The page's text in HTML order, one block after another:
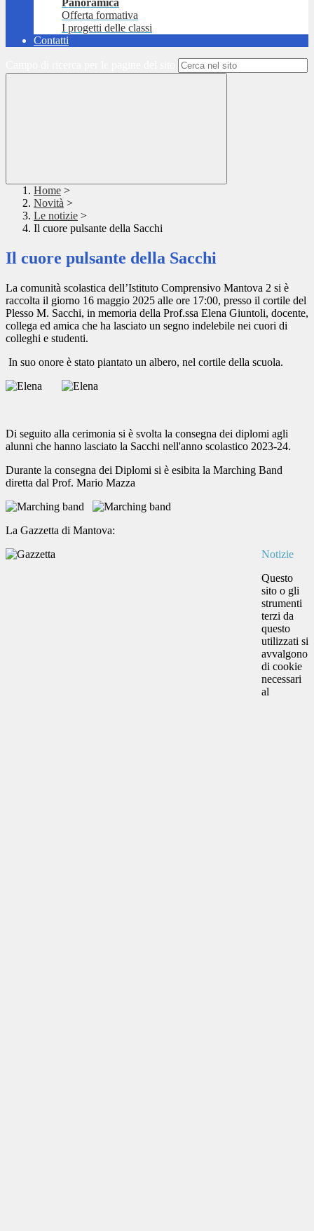
Panoramica
Offerta formativa
I progetti delle classi
Contatti
Home >
Novità >
Le notizie >
Il cuore pulsante della Sacchi
Il cuore pulsante della Sacchi
La comunità scolastica dell’Istituto Comprensivo Mantova 2 si è
raccolta il giorno 16 maggio 2025 alle ore 17:00, presso il cortile del
Plesso M. Sacchi, in memoria della Prof.ssa Elena Giuntoli, docente,
collega ed amica che ha lasciato un segno indelebile nei cuori di
colleghi e studenti.
In suo onore è stato piantato un albero, nel cortile della scuola.
Di seguito alla cerimonia si è svolta la consegna dei diplomi agli
alunni che hanno lasciato la Sacchi nell'anno scolastico 2023-24.
Durante la consegna dei Diplomi si è esibita la Marching Band
diretta dal Prof. Mario Mazza
La Gazzetta di Mantova:
Notizie
Questo
sito o gli
strumenti
terzi da
questo
utilizzati si
avvalgono
di cookie
necessari
al